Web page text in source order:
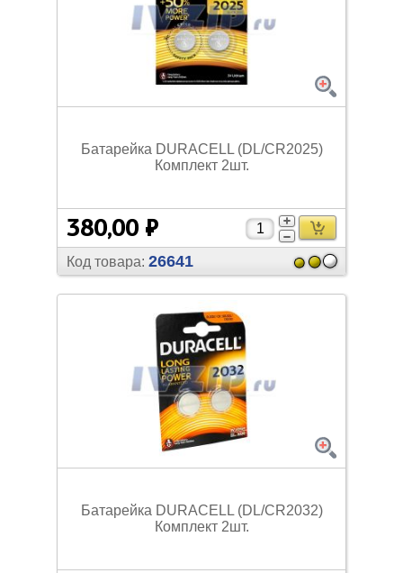
Батарейка DURACELL (DL/CR2025)
Комплект 2шт.
380,00 ₽
Код товара: 26641
Батарейка DURACELL (DL/CR2032)
Комплект 2шт.